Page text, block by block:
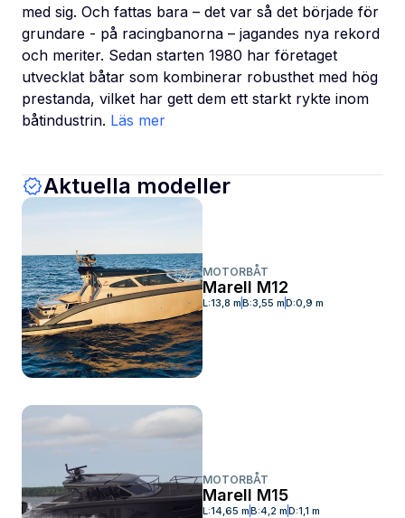
med sig. Och fattas bara – det var så det började för
grundare - på racingbanorna – jagandes nya rekord
och meriter. Sedan starten 1980 har företaget
utvecklat båtar som kombinerar robusthet med hög
prestanda, vilket har gett dem ett starkt rykte inom
båtindustrin. Läs mer
Aktuella modeller
MOTORBÅT
Marell M12
L:13,8 mB:3,55 mD:0,9 m
MOTORBÅT
Marell M15
L:14,65 mB:4,2 mD:1,1 m